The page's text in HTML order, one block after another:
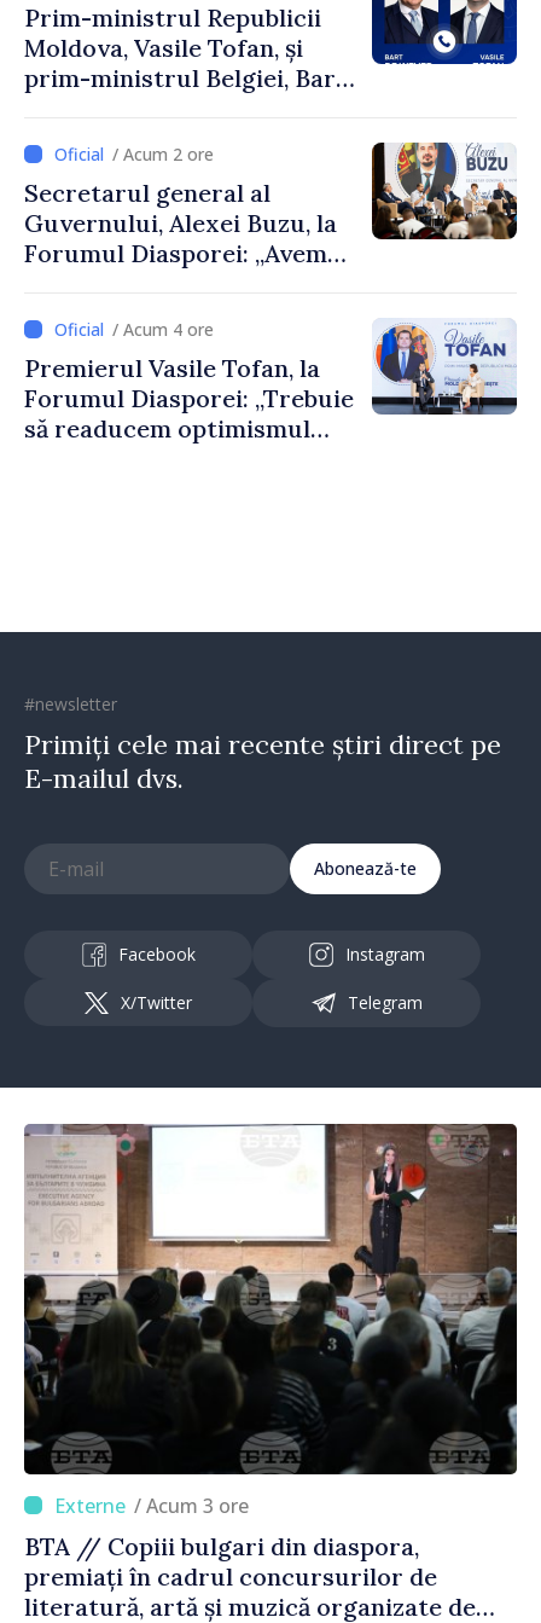
Prim-ministrul Republicii
Moldova, Vasile Tofan, și
prim-ministrul Belgiei, Bart
despre parcursul european
al Republicii Moldova.
/ Acum 2 ore
Secretarul general al
Guvernului, Alexei Buzu, la
Forumul Diasporei: „Avem
dumneavoastră pentru a
construi comunități mai
puternice”
/ Acum 4 ore
Premierul Vasile Tofan, la
Forumul Diasporei: „Trebuie
să readucem optimismul
#newsletter
Primiți cele mai recente știri direct pe
E-mailul dvs.
Abonează-te
Facebook Instagram
X/Twitter Telegram
/ Acum 3 ore
BTA // Copiii bulgari din diaspora,
premiați în cadrul concursurilor de
literatură, artă și muzică organizate de